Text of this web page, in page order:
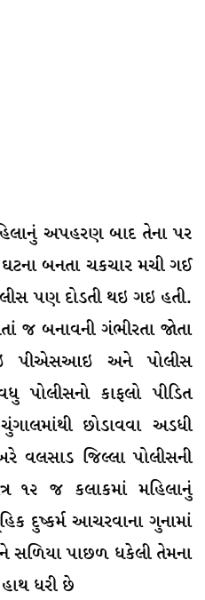
અપહરણ બાદ તેના પર
બનતા ચકચાર મચી ગઈ
પણ દોડતી થઇ ગઇ હતી.
જ બનાવની ગંભીરતા જાેતા
પીએસઆઇ અને પોલીસ
પોલીસનો કાફલો પીડિત
છોડાવવા અડધી
વલસાડ જિલ્લા પોલીસની
૧૨ જ કલાકમાં મહિલાનું
દુષ્કર્મ આચરવાના ગુનામાં
પાછળ ધકેલી તેમના
હાથ ધરી છે